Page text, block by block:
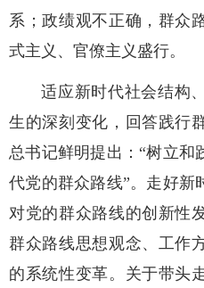
系；政绩观不正确，群众
式主义、官僚主义盛行。
适应新时代社会结构
生的深刻变化，回答践行
总书记鲜明提出：“树立和
代党的群众路线”。走好新
对党的群众路线的创新性
群众路线思想观念、工作
的系统性变革。关于带头